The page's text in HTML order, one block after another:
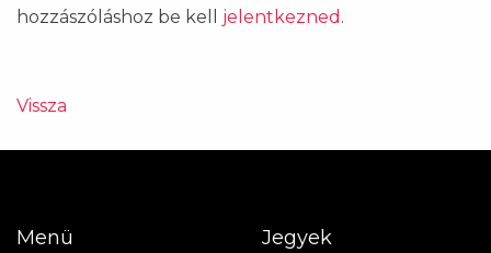
hozzászóláshoz be kell jelentkezned .
Vissza
Menü Jegyek